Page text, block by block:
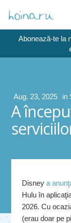
Abonează-te la
Aug. 23, 2025 in
A
Disney a
Hulu în
2026. Cu
(erau doar pe